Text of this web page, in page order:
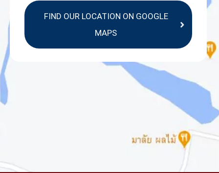
FIND OUR LOCATION ON GOOGLE
MAPS